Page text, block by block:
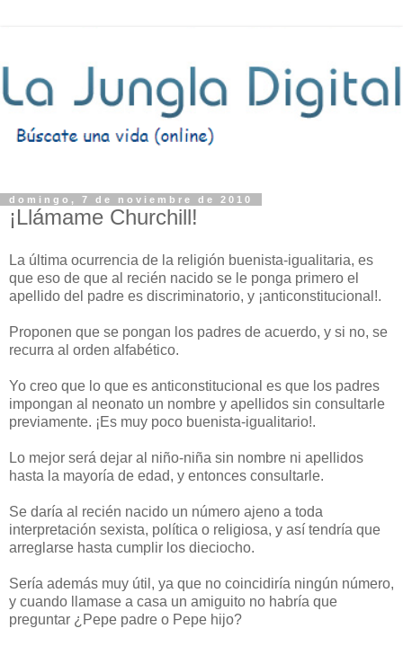
domingo, 7 de noviembre de 2010
¡Llámame Churchill!
La última ocurrencia de la religión buenista-igualitaria, es
que eso de que al recién nacido se le ponga primero el
apellido del padre es discriminatorio, y ¡anticonstitucional!.
Proponen que se pongan los padres de acuerdo, y si no, se
recurra al orden alfabético.
Yo creo que lo que es anticonstitucional es que los padres
impongan al neonato un nombre y apellidos sin consultarle
previamente. ¡Es muy poco buenista-igualitario!.
Lo mejor será dejar al niño-niña sin nombre ni apellidos
hasta la mayoría de edad, y entonces consultarle.
Se daría al recién nacido un número ajeno a toda
interpretación sexista, política o religiosa, y así tendría que
arreglarse hasta cumplir los dieciocho.
Sería además muy útil, ya que no coincidiría ningún número,
y cuando llamase a casa un amiguito no habría que
preguntar ¿Pepe padre o Pepe hijo?